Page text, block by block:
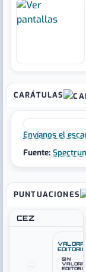
CARÁTULAS
Envíanos el
Fuente:
PUNTUACIONES
CEZ
SIN